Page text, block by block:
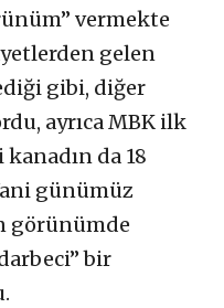
vermekte
gelen
gibi, diğer
ayrıca MBK ilk
da 18
günümüz
görünümde
bir